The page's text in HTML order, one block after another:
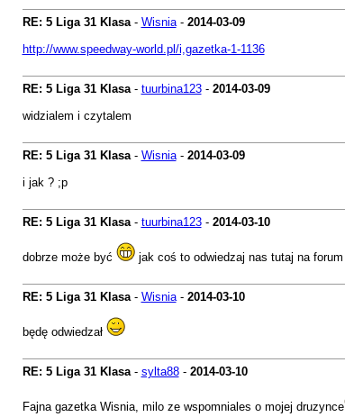
RE: 5 Liga 31 Klasa- Wisnia- 2014-03-09
http://www.speedway-world.pl/i,gazetka-1-1136
RE: 5 Liga 31 Klasa- tuurbina123- 2014-03-09
widzialem i czytalem
RE: 5 Liga 31 Klasa- Wisnia- 2014-03-09
i jak ? ;p
RE: 5 Liga 31 Klasa- tuurbina123- 2014-03-10
dobrze może być jak coś to odwiedzaj nas tutaj na forum
RE: 5 Liga 31 Klasa- Wisnia- 2014-03-10
będę odwiedzał
RE: 5 Liga 31 Klasa- sylta88- 2014-03-10
Fajna gazetka Wisnia, milo ze wspomniales o mojej druzynce